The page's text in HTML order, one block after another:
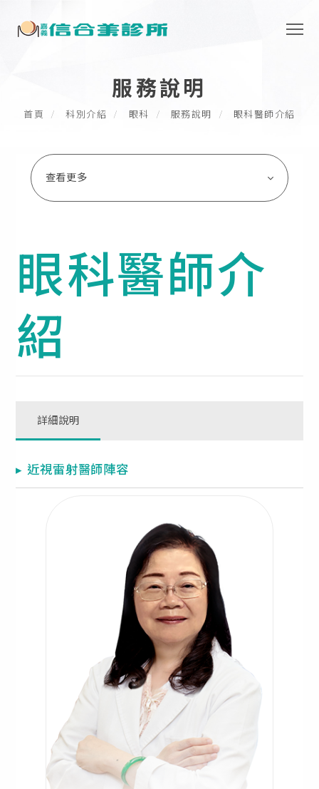
服務說明
首頁 科別介紹 眼科 服務說明 眼科醫師介紹
查看更多
眼科醫師介
紹
詳細說明
▸ 近視雷射醫師陣容